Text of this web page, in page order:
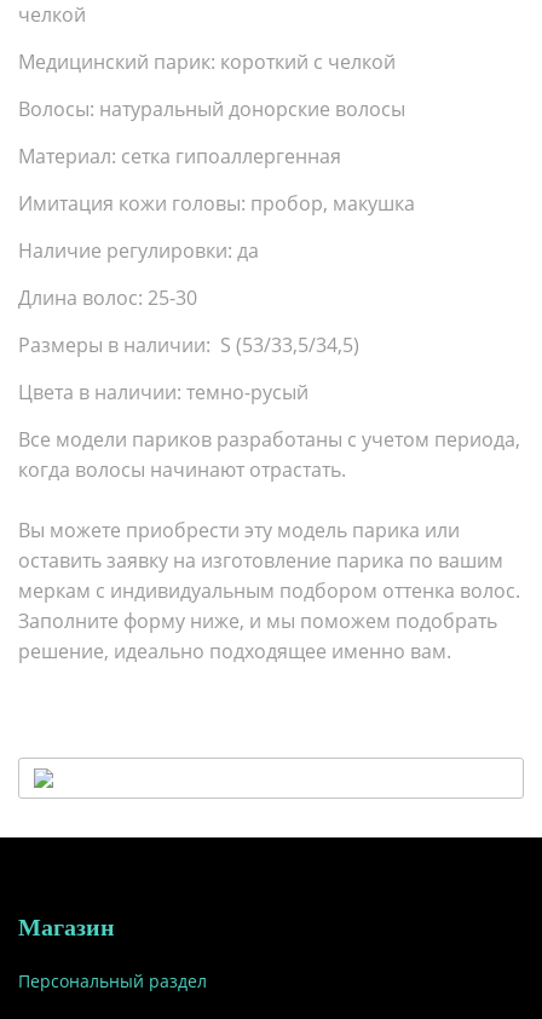
челкой
Медицинский парик: короткий с челкой
Волосы: натуральный донорские волосы
Материал: сетка гипоаллергенная
Имитация кожи головы: пробор, макушка
Наличие регулировки: да
Длина волос: 25-30
Размеры в наличии: S (53/33,5/34,5)
Цвета в наличии: темно-русый
Все модели париков разработаны с учетом периода,
когда волосы начинают отрастать.
Вы можете приобрести эту модель парика или
оставить заявку на изготовление парика по вашим
меркам с индивидуальным подбором оттенка волос.
Заполните форму ниже, и мы поможем подобрать
решение, идеально подходящее именно вам.
Магазин
Персональный раздел